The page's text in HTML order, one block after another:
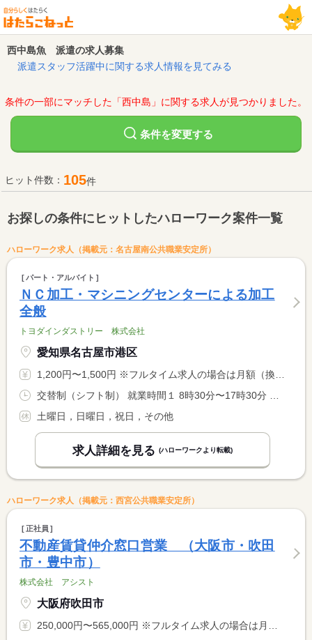
西中島魚 派遣の求人募集
派遣スタッフ活躍中に関する求人情報を見てみる
条件の一部にマッチした「西中島」に関する求人が見つかりました。
条件を変更する
ヒット件数： 105件
お探しの条件にヒットしたハローワーク案件一覧
ハローワーク求人（掲載元：名古屋南公共職業安定所）
パート・アルバイト
ＮＣ加工・マシニングセンターによる加工
全般
トヨダインダストリー 株式会社
愛知県名古屋市港区
1,200円〜1,500円 ※フルタイム求人の場合は月額（換算額）、パート求人の場合は時間額を表示しています。
土曜日，日曜日，祝日，その他
求人詳細を見る (ハローワークより転載)
ハローワーク求人（掲載元：西宮公共職業安定所）
正社員
不動産賃貸仲介窓口営業 （大阪市・吹田
市・豊中市）
株式会社 アシスト
大阪府吹田市
250,000円〜565,000円 ※フルタイム求人の場合は月額（換算額）、パート求人の場合は時間額を表示しています。